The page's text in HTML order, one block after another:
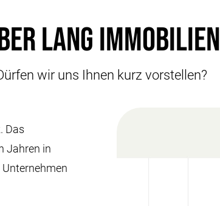
Lang Immobilien
wir uns Ihnen kurz vorstellen?
Das
Jahren in